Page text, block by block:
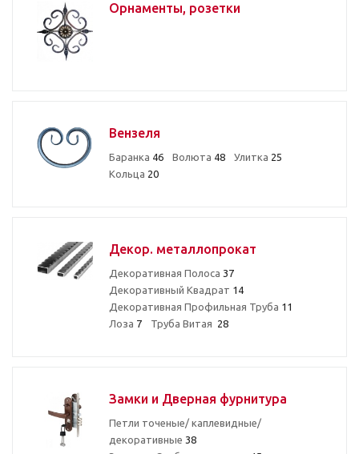
Орнаменты, розетки
Вензеля
Баранка 46 Волюта 48 Улитка 25
Кольца 20
Декор. металлопрокат
Декоративная Полоса 37
Декоративный Квадрат 14
Декоративная Профильная Труба 11
Лоза 7 Труба Витая 28
Замки и Дверная фурнитура
Петли точеные/ каплевидные/
декоративные 38